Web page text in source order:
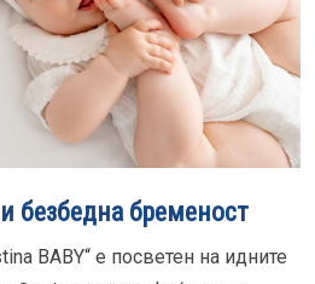
безбедна бременост
BABY“ е посветен на идните